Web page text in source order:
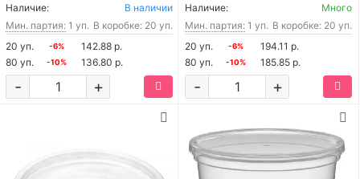
Наличие:
В наличии
Мин. партия: 1 уп. В коробке: 20 уп.
20 уп.
-6%
142.88 р.
80 уп.
-10% 136.80 р.
+
-
Наличие:
Много
Мин. партия: 1 уп. В коробке: 20 уп.
20 уп.
-6%
194.11 р.
80 уп.
-10% 185.85 р.
+
-